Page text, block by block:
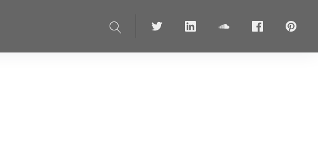
Suche Twitter linkedin soundcloudFacebook